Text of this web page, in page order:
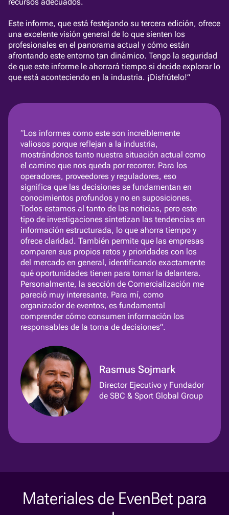
Este informe, que está festejando su tercera edición, ofrece
una excelente visión general de lo que sienten los
profesionales en el panorama actual y cómo están
afrontando este entorno tan dinámico. Tengo la seguridad
de que este informe le ahorrará tiempo si decide explorar lo
que está aconteciendo en la industria. ¡Disfrútelo!”
“Los informes como este son increíblemente
valiosos porque reflejan a la industria,
mostrándonos tanto nuestra situación actual como
el camino que nos queda por recorrer. Para los
operadores, proveedores y reguladores, eso
significa que las decisiones se fundamentan en
conocimientos profundos y no en suposiciones.
Todos estamos al tanto de las noticias, pero este
tipo de investigaciones sintetizan las tendencias en
información estructurada, lo que ahorra tiempo y
ofrece claridad. También permite que las empresas
comparen sus propios retos y prioridades con los
del mercado en general, identificando exactamente
qué oportunidades tienen para tomar la delantera.
Personalmente, la sección de Comercialización me
pareció muy interesante. Para mí, como
organizador de eventos, es fundamental
comprender cómo consumen información los
responsables de la toma de decisiones”.
Rasmus Sojmark
Director Ejecutivo y Fundador
de SBC & Sport Global Group
Materiales de EvenBet para